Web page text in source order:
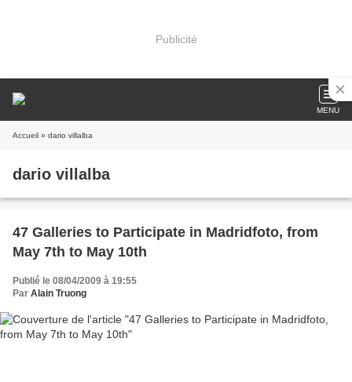
Publicité
MENU
Accueil » dario villalba
dario villalba
47 Galleries to Participate in Madridfoto, from
May 7th to May 10th
Publié le 08/04/2009 à 19:55
Par Alain Truong